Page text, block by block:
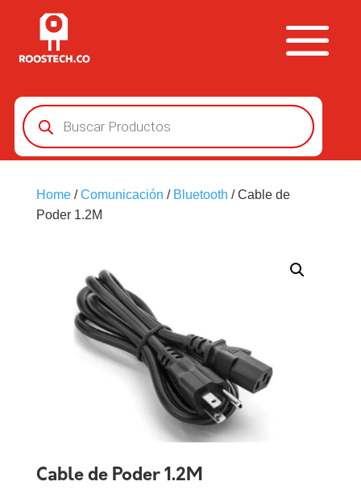
Búsqueda
de
productos
Home/Comunicación / Bluetooth / Cable de
Poder 1.2M
Cable de Poder 1.2M